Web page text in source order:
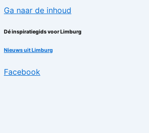
Ga naar de inhoud
Dé inspiratiegids voor Limburg
Nieuws uit Limburg
Facebook